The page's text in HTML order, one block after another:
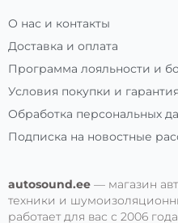
О нас и контакты
Доставка и оплата
Программа лояльности и
Условия покупки и гарантия
Обработка персональных
Подписка на новостные
autosound.ee — магазин
техники и
работает для вас с 2006